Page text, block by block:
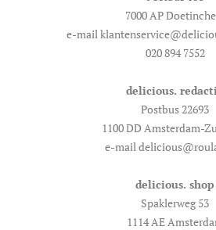
7000 AP
e-mail
020 894 7552
delicious.
Postbus 22693
1100 DD Amsterdam-
e-mail
delicious. shop
Spaklerweg 53
1114 AE